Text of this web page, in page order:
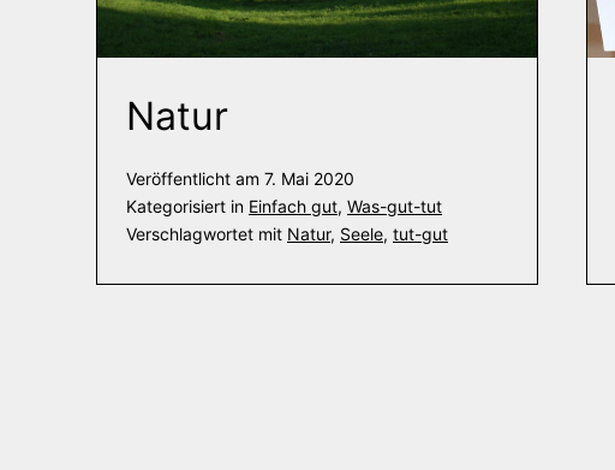
Natur
Veröffentlicht am 7. Mai 2020
Kategorisiert in Einfach gut, Was-gut-tut
Verschlagwortet mit Natur, Seele, tut-gut